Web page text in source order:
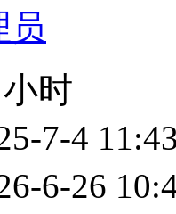
员
时
7-4
6-26